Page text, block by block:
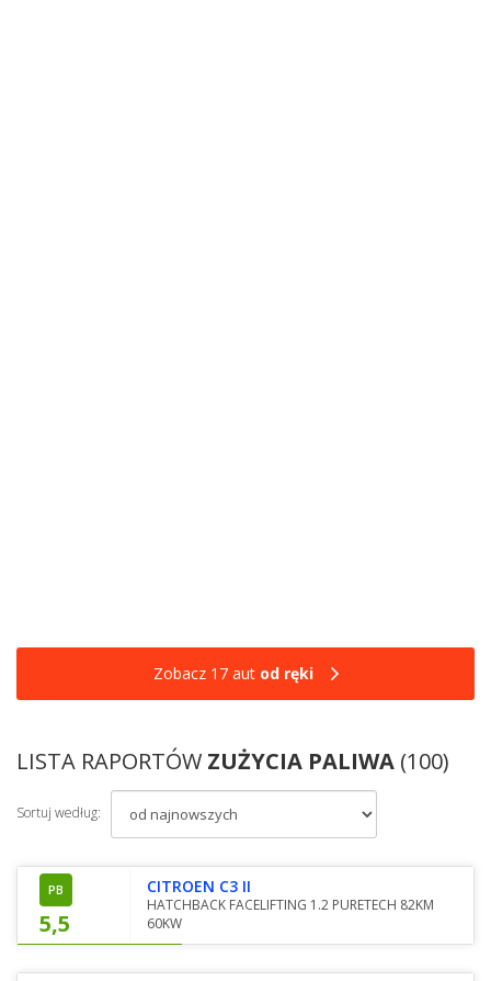
Zobacz 17 aut od ręki
LISTA RAPORTÓW ZUŻYCIA PALIWA (100)
Sortuj według:
PB
5,5
CITROEN C3 II
HATCHBACK FACELIFTING 1.2 PURETECH 82KM
60KW